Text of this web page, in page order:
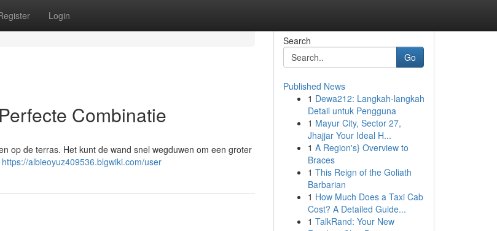
Login
Combinatie
op de terras. Het kunt de wand snel wegduwen om een groter
https://albieoyuz409536.blgwiki.com/user
Search
Go
Published News
1 Dewa212: Langkah-langkah
Detail untuk Pengguna
1 Mayur City, Sector 27,
Jhajjar Your Ideal H...
1 A Region's} Overview to
Braces
1 This Reign of the Goliath
Barbarian
1 How Much Does a Taxi Cab
Cost? A Detailed Guide...
1 TalkRand: Your New